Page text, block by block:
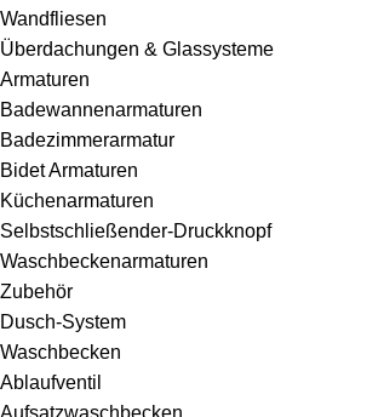
Wandfliesen
Überdachungen & Glassysteme
Armaturen
Badewannenarmaturen
Badezimmerarmatur
Bidet Armaturen
Küchenarmaturen
Selbstschließender-Druckknopf
Waschbeckenarmaturen
Zubehör
Dusch-System
Waschbecken
Ablaufventil
Aufsatzwaschbecken